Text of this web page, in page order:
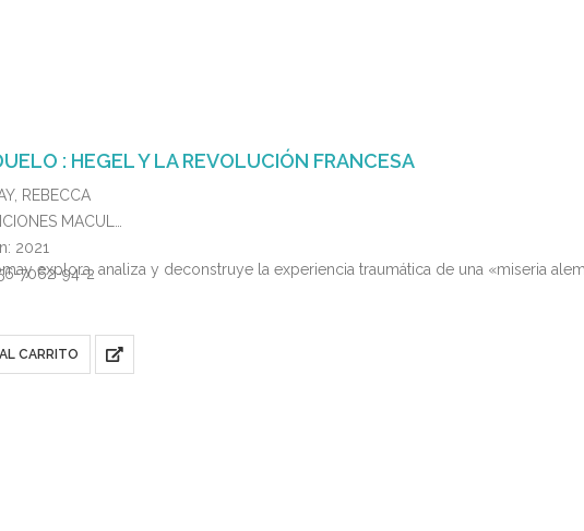
: HEGEL Y LA REVOLUCIÓN FRANCESA
REBECCA
MACUL
2021
7062-94-2
explora, analiza y deconstruye la experiencia traumática de una «miseria
CARRITO